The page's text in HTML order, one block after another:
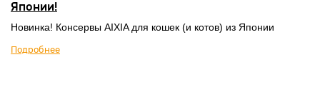
Японии!
Новинка! Консервы AIXIA для кошек (и котов) из Японии
Подробнее